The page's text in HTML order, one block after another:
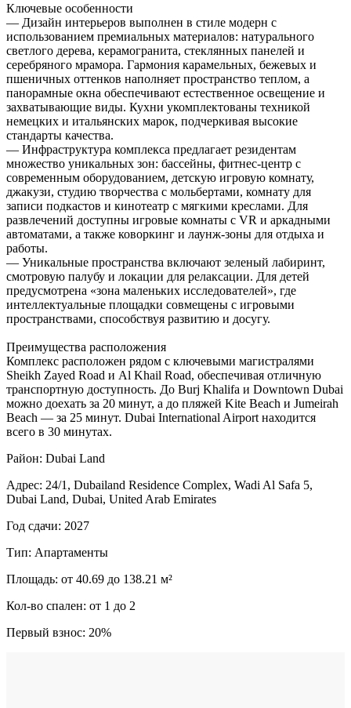
Ключевые особенности
— Дизайн интерьеров выполнен в стиле модерн с
использованием премиальных материалов: натурального
светлого дерева, керамогранита, стеклянных панелей и
серебряного мрамора. Гармония карамельных, бежевых и
пшеничных оттенков наполняет пространство теплом, а
панорамные окна обеспечивают естественное освещение и
захватывающие виды. Кухни укомплектованы техникой
немецких и итальянских марок, подчеркивая высокие
стандарты качества.
— Инфраструктура комплекса предлагает резидентам
множество уникальных зон: бассейны, фитнес-центр с
современным оборудованием, детскую игровую комнату,
джакузи, студию творчества с мольбертами, комнату для
записи подкастов и кинотеатр с мягкими креслами. Для
развлечений доступны игровые комнаты с VR и аркадными
автоматами, а также коворкинг и лаунж-зоны для отдыха и
работы.
— Уникальные пространства включают зеленый лабиринт,
смотровую палубу и локации для релаксации. Для детей
предусмотрена «зона маленьких исследователей», где
интеллектуальные площадки совмещены с игровыми
пространствами, способствуя развитию и досугу.
Преимущества расположения
Комплекс расположен рядом с ключевыми магистралями
Sheikh Zayed Road и Al Khail Road, обеспечивая отличную
транспортную доступность. До Burj Khalifa и Downtown Dubai
можно доехать за 20 минут, а до пляжей Kite Beach и Jumeirah
Beach — за 25 минут. Dubai International Airport находится
всего в 30 минутах.
Район: Dubai Land
Адрес: 24/1, Dubailand Residence Complex, Wadi Al Safa 5,
Dubai Land, Dubai, United Arab Emirates
Год сдачи: 2027
Тип: Апартаменты
Площадь: от 40.69 до 138.21 м²
Кол-во спален: от 1 до 2
Первый взнос: 20%